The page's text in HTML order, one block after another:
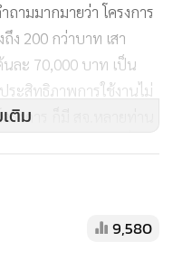
ามมากมายว่า โครงการ
ง 200 กว่าบาท เสา
ละ 70,000 บาท เป็น
ะสิทธิภาพการใช้งานไม่
รงการ ก็มี สจ.หลายท่าน
บาลแห่งใหม่ที่ตำบลสมอ
นที่ และชาวบ้าน ช่วยกัน
สุราษฎร์ฯ ใช้ในการ
าเจ็บไข้ ต้องเดินทางไป
ติม
9,580